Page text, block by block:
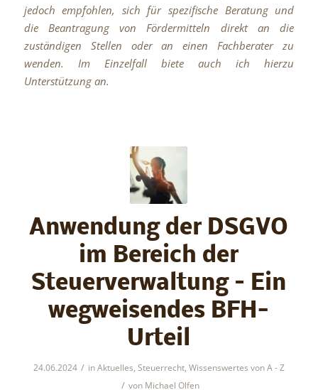
jedoch empfohlen, sich für spezifische Beratung und
die Beantragung von Fördermitteln direkt an die
zuständigen Stellen oder an einen Fachberater zu
wenden. Im Einzelfall biete auch ich hierzu
Unterstützung an.
Anwendung der DSGVO
im Bereich der
Steuerverwaltung – Ein
wegweisendes BFH-
Urteil
24.06.2024 / inAktuelles, Steuerrecht, Wissenswertes von A - Z
/ von Michael Olfen